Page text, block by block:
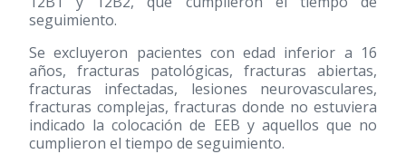
seguimiento.
Se excluyeron pacientes con edad inferior a 16
años, fracturas patológicas, fracturas abiertas,
fracturas infectadas, lesiones neurovasculares,
fracturas complejas, fracturas donde no estuviera
indicado la colocación de EEB y aquellos que no
cumplieron el tiempo de seguimiento.